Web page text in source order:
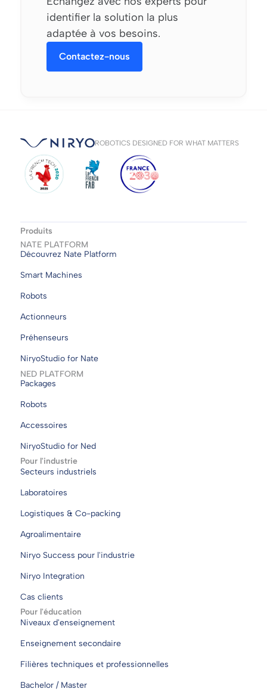
identifier la solution la plus
adaptée à vos besoins.
Contactez-nous
ROBOTICS DESIGNED FOR WHAT MATTERS
Produits
NATE PLATFORM
Découvrez Nate Platform
Smart Machines
Robots
Actionneurs
Préhenseurs
NiryoStudio for Nate
NED PLATFORM
Packages
Robots
Accessoires
NiryoStudio for Ned
Pour l'industrie
Secteurs industriels
Laboratoires
Logistiques & Co-packing
Agroalimentaire
Niryo Success pour l'industrie
Niryo Integration
Cas clients
Pour l'éducation
Niveaux d'enseignement
Enseignement secondaire
Filières techniques et professionnelles
Bachelor / Master